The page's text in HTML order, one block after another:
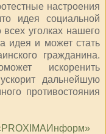
настроения
идея социальной
всех уголках нашего
идея и может стать
гражданина.
искоренить
дальнейшую
противостояния